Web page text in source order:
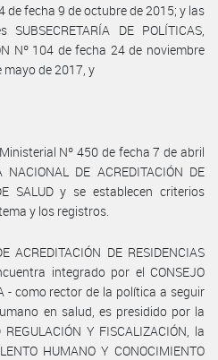
de fecha 9 de octubre de 2015; y las
DE POLÍTICAS,
Nº 104 de fecha 24 de noviembre
mayo de 2017, y
Nº 450 de fecha 7 de abril
DE ACREDITACIÓN DE
SALUD y se establecen criterios
y los registros.
ACREDITACIÓN DE RESIDENCIAS
integrado por el CONSEJO
- como rector de la política a seguir
en salud, es presidido por la
REGULACIÓN Y FISCALIZACIÓN, la
HUMANO Y CONOCIMIENTO